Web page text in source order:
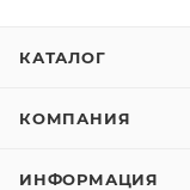
КАТАЛОГ
КОМПАНИЯ
ИНФОРМАЦИЯ